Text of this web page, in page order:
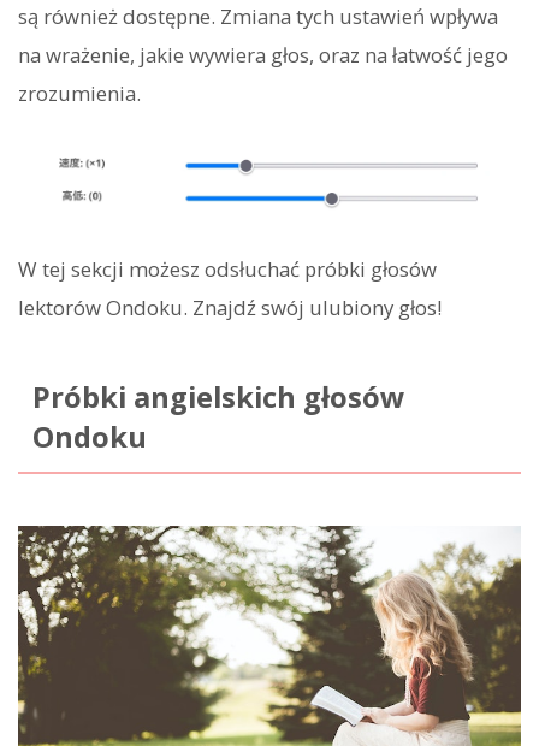
są również dostępne. Zmiana tych ustawień wpływa
na wrażenie, jakie wywiera głos, oraz na łatwość jego
zrozumienia.
W tej sekcji możesz odsłuchać próbki głosów
lektorów Ondoku. Znajdź swój ulubiony głos!
Próbki angielskich głosów
Ondoku